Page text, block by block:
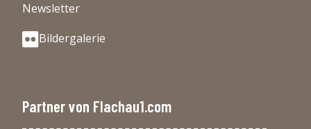
Newsletter
Bildergalerie
Partner von Flachau1.com